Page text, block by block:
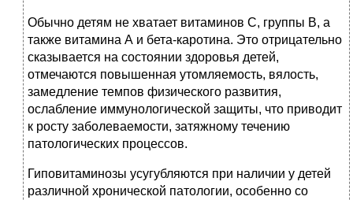
Обычно детям не хватает витаминов С, группы В, а
также витамина А и бета-каротина. Это отрицательно
сказывается на состоянии здоровья детей,
отмечаются повышенная утомляемость, вялость,
замедление темпов физического развития,
ослабление иммунологической защиты, что приводит
к росту заболеваемости, затяжному течению
патологических процессов.
Гиповитаминозы усугубляются при наличии у детей
различной хронической патологии, особенно со